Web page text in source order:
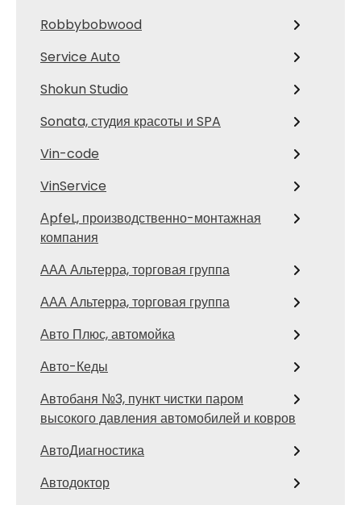
Robbybobwood
Service Auto
Shokun Studio
Sonata, студия красоты и SPA
Vin-code
VinService
АpfeL, производственно-монтажная
компания
ААА Альтерра, торговая группа
ААА Альтерра, торговая группа
Авто Плюс, автомойка
Авто-Кеды
Автобаня №3, пункт чистки паром
высокого давления автомобилей и ковров
АвтоДиагностика
Автодоктор